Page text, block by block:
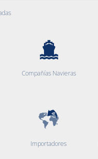
Compañías Navieras
Importadores